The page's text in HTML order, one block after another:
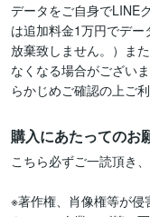
データをご自身でLINE
は追加料金1万円でデ
放棄致しません。）ま
なくなる場合がござい
らかじめご確認の上ご利
購入にあたってのお
こちら必ずご一読頂き
※著作権、肖像権等が